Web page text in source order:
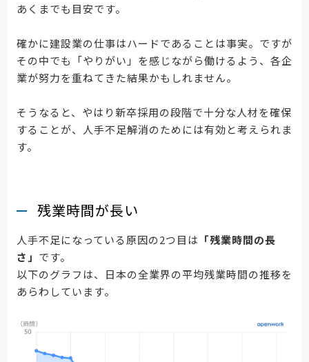
あくまでも目安です。
確かに建設業の仕事はハードであることは事実。ですが
その中でも「やりがい」を感じながら働けるよう、各企
業が努力を重ねてきた結果かもしれません。
そうなると、やはり新卒採用の段階で十分な人材を確保
することが、人手不足解消のためには有効と考えられま
す。
残業時間が長い
人手不足になっている原因の2つ目は 「残業時間の長
さ」 です。
以下のグラフは、日本の全業界の平均残業時間の推移を
あらわしています。